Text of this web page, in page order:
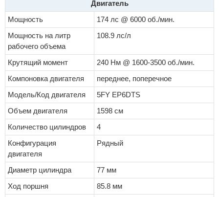
Двигатель
Мощность
174 лс @ 6000 об./мин.
Мощность на литр
рабочего объема
108.9 лс/л
Крутящий момент
240 Нм @ 1600-3500 об./мин.
Компоновка двигателя
переднее, поперечное
Модель/Код двигателя
5FY EP6DTS
Объем двигателя
1598 см
Количество цилиндров
4
Конфигурация
двигателя
Рядный
Диаметр цилиндра
77 мм
Ход поршня
85.8 мм